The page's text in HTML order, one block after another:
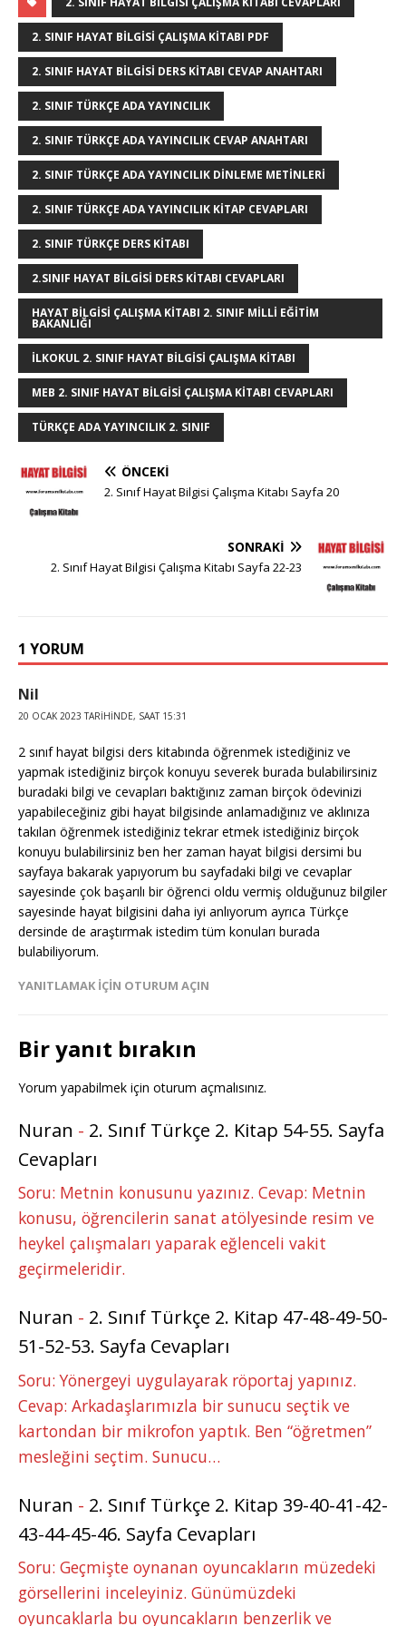
g
g
e
r
te
r
e
st
c
e
b
o
o
k
it
te
r
k
e
dI
n
m
bl
r
at
s
A
p
p
ss
n
g
e
r
ar
2. SINIF HAYAT BILGISI ÇALIŞMA KITABI PDF
2. SINIF HAYAT BILGISI DERS KITABI CEVAP ANAHTARI
2. SINIF TÜRKÇE ADA YAYINCILIK
2. SINIF TÜRKÇE ADA YAYINCILIK CEVAP ANAHTARI
2. SINIF TÜRKÇE ADA YAYINCILIK DINLEME METINLERI
2. SINIF TÜRKÇE ADA YAYINCILIK KITAP CEVAPLARI
2. SINIF TÜRKÇE DERS KITABI
2.SINIF HAYAT BILGISI DERS KITABI CEVAPLARI
HAYAT BILGISI ÇALIŞMA KITABI 2. SINIF MILLI EĞITIM
BAKANLIĞI
ILKOKUL 2. SINIF HAYAT BILGISI ÇALIŞMA KITABI
MEB 2. SINIF HAYAT BILGISI ÇALIŞMA KITABI CEVAPLARI
TÜRKÇE ADA YAYINCILIK 2. SINIF
ÖNCEKI
2. Sınıf Hayat Bilgisi Çalışma Kitabı Sayfa 20
SONRAKI
2. Sınıf Hayat Bilgisi Çalışma Kitabı Sayfa 22-23
1 YORUM
Nil
20 OCAK 2023 TARIHINDE, SAAT 15:31
2 sınıf hayat bilgisi ders kitabında öğrenmek istediğiniz ve
yapmak istediğiniz birçok konuyu severek burada bulabilirsiniz
buradaki bilgi ve cevapları baktığınız zaman birçok ödevinizi
yapabileceğiniz gibi hayat bilgisinde anlamadığınız ve aklınıza
takılan öğrenmek istediğiniz tekrar etmek istediğiniz birçok
konuyu bulabilirsiniz ben her zaman hayat bilgisi dersimi bu
sayfaya bakarak yapıyorum bu sayfadaki bilgi ve cevaplar
sayesinde çok başarılı bir öğrenci oldu vermiş olduğunuz bilgiler
sayesinde hayat bilgisini daha iyi anlıyorum ayrıca Türkçe
dersinde de araştırmak istedim tüm konuları burada
bulabiliyorum.
YANITLAMAK IÇIN OTURUM AÇIN
Bir yanıt bırakın
Yorum yapabilmek için oturum açmalısınız.
Nuran - 2. Sınıf Türkçe 2. Kitap 54-55. Sayfa
Cevapları
Soru: Metnin konusunu yazınız. Cevap: Metnin
konusu, öğrencilerin sanat atölyesinde resim ve
heykel çalışmaları yaparak eğlenceli vakit
geçirmeleridir.
Nuran - 2. Sınıf Türkçe 2. Kitap 47-48-49-50-
51-52-53. Sayfa Cevapları
Soru: Yönergeyi uygulayarak röportaj yapınız.
Cevap: Arkadaşlarımızla bir sunucu seçtik ve
kartondan bir mikrofon yaptık. Ben “öğretmen”
mesleğini seçtim. Sunucu…
Nuran - 2. Sınıf Türkçe 2. Kitap 39-40-41-42-
43-44-45-46. Sayfa Cevapları
Soru: Geçmişte oynanan oyuncakların müzedeki
görsellerini inceleyiniz. Günümüzdeki
oyuncaklarla bu oyuncakların benzerlik ve